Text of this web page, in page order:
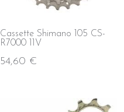
Cassette Shimano 105 CS-
R7000 11V
54,60 €